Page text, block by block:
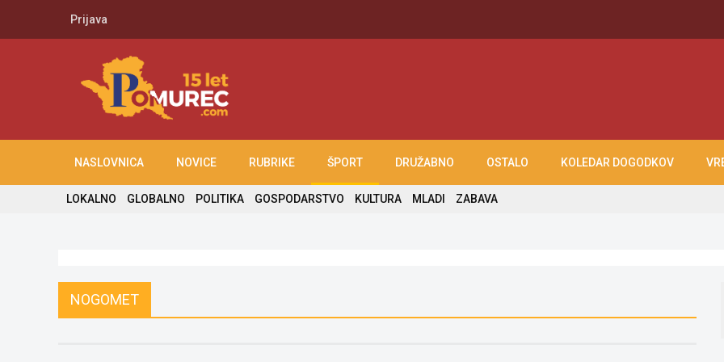
Prijava
NASLOVNICA NOVICE RUBRIKE ŠPORT DRUŽABNO OSTALO KOLEDAR DOGODKOV
LOKALNO GLOBALNO POLITIKA GOSPODARSTVO KULTURA MLADI ZABAVA
NOGOMET